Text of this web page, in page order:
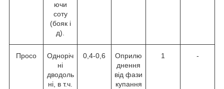
ючи
соту
(бояк і
д).
Просо
Одноріч
ні
дводоль
ні, в т.ч.
0,4-0,6
Оприлю
днення
від фази
купання
1 -